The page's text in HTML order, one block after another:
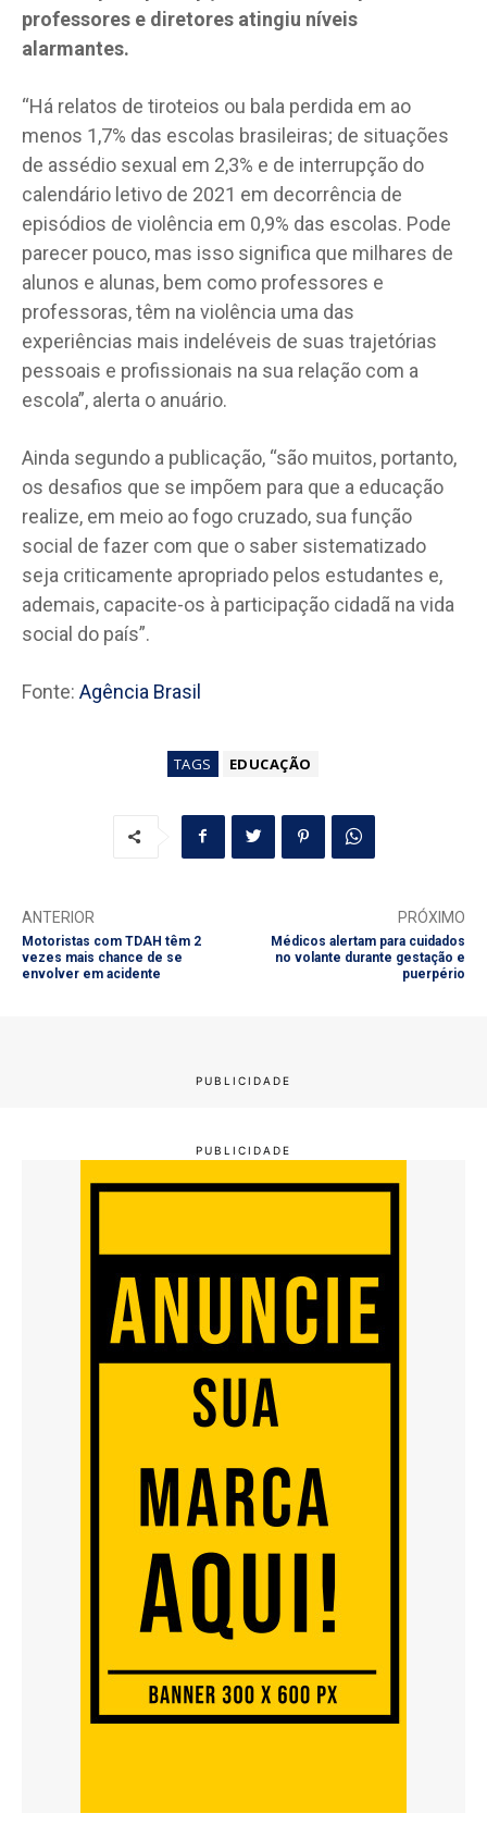
professores e diretores atingiu níveis
alarmantes.
“Há relatos de tiroteios ou bala perdida em ao
menos 1,7% das escolas brasileiras; de situações
de assédio sexual em 2,3% e de interrupção do
calendário letivo de 2021 em decorrência de
episódios de violência em 0,9% das escolas. Pode
parecer pouco, mas isso significa que milhares de
alunos e alunas, bem como professores e
professoras, têm na violência uma das
experiências mais indeléveis de suas trajetórias
pessoais e profissionais na sua relação com a
escola”, alerta o anuário.
Ainda segundo a publicação, “são muitos, portanto,
os desafios que se impõem para que a educação
realize, em meio ao fogo cruzado, sua função
social de fazer com que o saber sistematizado
seja criticamente apropriado pelos estudantes e,
ademais, capacite-os à participação cidadã na vida
social do país”.
Fonte: Agência Brasil
TAGS EDUCAÇÃO
ANTERIOR
Motoristas com TDAH têm 2
vezes mais chance de se
envolver em acidente
PRÓXIMO
Médicos alertam para cuidados
no volante durante gestação e
puerpério